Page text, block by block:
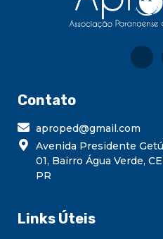
Contato
aproped@gmail.com
Avenida Presidente
01, Bairro Água Verde,
PR
Links Úteis